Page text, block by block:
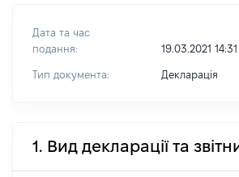
Дата та час
подання:
19.03.2021 14:31
Тип документа: Декларація
1. Вид декларації та